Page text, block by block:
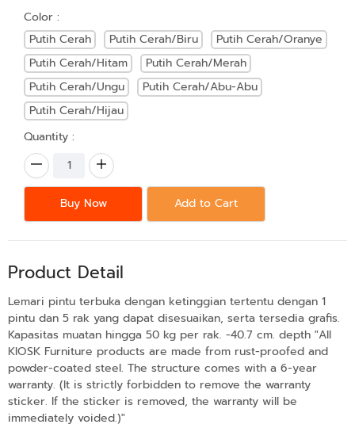
Color :
Putih Cerah
Putih Cerah/Biru
Putih Cerah/Oranye
Putih Cerah/Hitam
Putih Cerah/Merah
Putih Cerah/Ungu
Putih Cerah/Abu-Abu
Putih Cerah/Hijau
Quantity :
Buy Now Add to Cart
Product Detail
Lemari pintu terbuka dengan ketinggian tertentu dengan 1
pintu dan 5 rak yang dapat disesuaikan, serta tersedia grafis.
Kapasitas muatan hingga 50 kg per rak. -40.7 cm. depth "All
KIOSK Furniture products are made from rust-proofed and
powder-coated steel. The structure comes with a 6-year
warranty. (It is strictly forbidden to remove the warranty
sticker. If the sticker is removed, the warranty will be
immediately voided.)"